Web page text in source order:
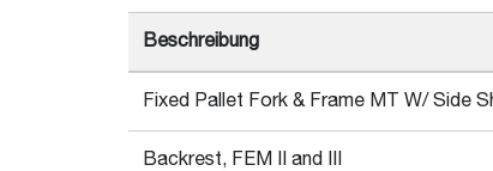
Beschreibung
Fixed Pallet Fork & Frame MT W/ Side
Backrest, FEM II and III